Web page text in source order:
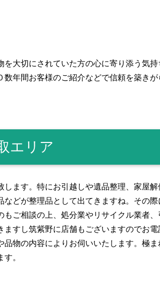
大切にされていた方の心に寄り添う気
年間お客様のご紹介などで信頼を築き
エリア
ます。特にお引越しや遺品整理、家屋
どが整理品として出てきますね。その
ご相談の上、処分業やリサイクル業者、
すし筑紫野に店舗もございますのでお
物の内容によりお伺いいたします。極
。